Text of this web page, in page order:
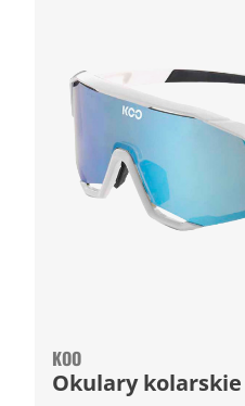
KOO
Okulary kolarskie